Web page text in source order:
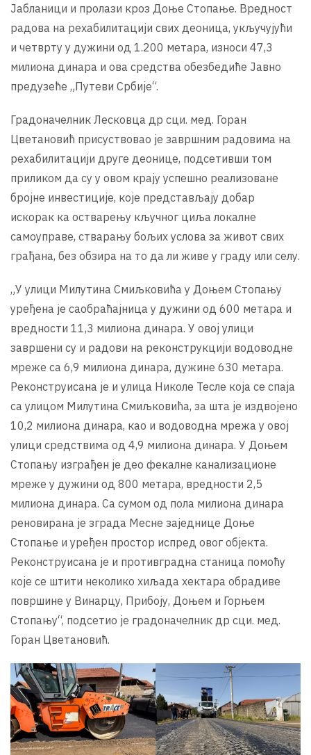
Јабланици и пролази кроз Доње Стопање. Вредност
радова на рехабилитацији свих деоница, укључујући
и четврту у дужини од 1.200 метара, износи 47,3
милиона динара и ова средства обезбедиће Јавно
предузеће „Путеви Србије“.
Градоначелник Лесковца др сци. мед. Горан
Цветановић присуствовао је завршним радовима на
рехабилитацији друге деонице, подсетивши том
приликом да су у овом крају успешно реализоване
бројне инвестиције, које представљају добар
искорак ка остварењу кључног циља локалне
самоуправе, стварању бољих услова за живот свих
грађана, без обзира на то да ли живе у граду или селу.
„У улици Милутина Смиљковића у Доњем Стопању
уређена је саобраћајница у дужини од 600 метара и
вредности 11,3 милиона динара. У овој улици
завршени су и радови на реконструкцији водоводне
мреже са 6,9 милиона динара, дужине 630 метара.
Реконструисана је и улица Николе Тесле која се спаја
са улицом Милутина Смиљковића, за шта је издвојено
10,2 милиона динара, као и водоводна мрежа у овој
улици средствима од 4,9 милиона динара. У Доњем
Стопању изграђен је део фекалне канализационе
мреже у дужини од 800 метара, вредности 2,5
милиона динара. Са сумом од пола милиона динара
реновирана је зграда Месне заједнице Доње
Стопање и уређен простор испред овог објекта.
Реконструисана је и противградна станица помоћу
које се штити неколико хиљада хектара обрадиве
површине у Винарцу, Прибоју, Доњем и Горњем
Стопању“, подсетио је градоначелник др сци. мед.
Горан Цветановић.